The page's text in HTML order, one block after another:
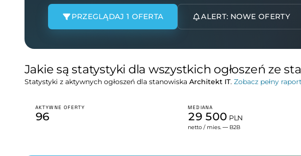
PRZEGLĄDAJ 1 OFERTA ALERT: NOWE OFERTY
Jakie są statystyki dla wszystkich ogłoszeń ze
Statystyki z aktywnych ogłoszeń dla stanowiska Architekt IT. Zobacz pełny raport
AKTYWNE OFERTY
96
MEDIANA
29 500 PLN
netto / mies. — B2B